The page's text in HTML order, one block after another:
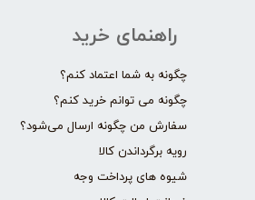
راهنمای خرید
چگونه به شما اعتماد کنم؟
چگونه می توانم خرید کنم؟
سفارش من چگونه ارسال می‌شود؟
رویه برگرداندن کالا
شیوه های پرداخت وجه